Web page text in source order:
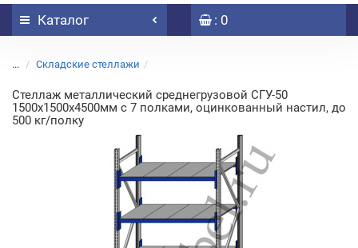
Каталог : 0
... Складские стеллажи
Стеллаж металлический среднегрузовой СГУ-50
1500х1500х4500мм с 7 полками, оцинкованный настил, до
500 кг/полку